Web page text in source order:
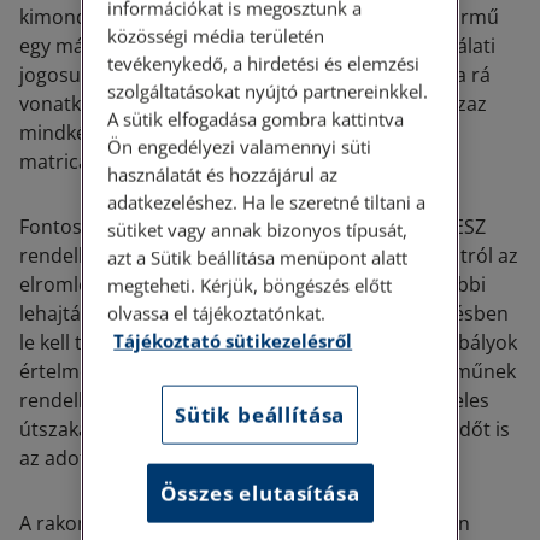
kimondja, hogy ha egy e-matrica-díjköteles gépjármű
egy másik gépjárművet vontat, akkor az úthasználati
jogosultságot mindkét jármű után, külön-külön, a rá
vonatkozó szabályok szerint meg kell szerezni, azaz
mindkét járműre meg kell váltani a megfelelő e-
matricát.
Fontos azonban azt is észben tartani, hogy a KRESZ
rendelkezései értelmében autópályáról és autóútról az
elromlott járművet vontató járművel a legközelebbi
lehajtásra szolgáló úton, illetőleg útkereszteződésben
le kell térni. Ettől függetlenül azonban a fenti szabályok
értelmében mind a vontató, mind a vonatott járműnek
rendelkeznie kell megfelelő e-matricával a díjköteles
útszakaszokon, tartózkodjanak bármilyen rövid időt is
az adott úton.
A rakományként szállított járműre természetesen
információkat is megosztunk a
közösségi média területén
tevékenykedő, a hirdetési és elemzési
szolgáltatásokat nyújtó partnereinkkel.
A sütik elfogadása gombra kattintva
Ön engedélyezi valamennyi süti
használatát és hozzájárul az
adatkezeléshez. Ha le szeretné tiltani a
sütiket vagy annak bizonyos típusát,
azt a Sütik beállítása menüpont alatt
megteheti. Kérjük, böngészés előtt
olvassa el tájékoztatónkat.
Tájékoztató sütikezelésről
Sütik beállítása
Összes elutasítása